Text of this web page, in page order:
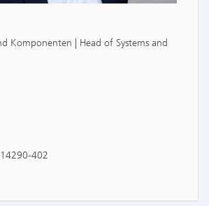
Komponenten | Head of Systems and
402